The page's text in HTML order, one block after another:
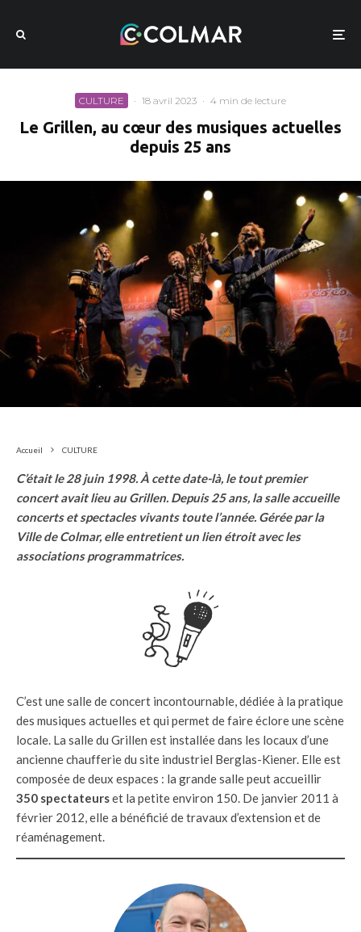
CULTURE · 18 avril 2023 · 4 min de lecture
Le Grillen, au cœur des musiques actuelles
depuis 25 ans
Accueil CULTURE
C’était le 28 juin 1998. À cette date-là, le tout premier
concert avait lieu au Grillen. Depuis 25 ans, la salle accueille
concerts et spectacles vivants toute l’année. Gérée par la
Ville de Colmar, elle entretient un lien étroit avec les
associations programmatrices.
C’est une salle de concert incontournable, dédiée à la pratique
des musiques actuelles et qui permet de faire éclore une scène
locale. La salle du Grillen est installée dans les locaux d’une
ancienne chaufferie du site industriel Berglas-Kiener. Elle est
composée de deux espaces : la grande salle peut accueillir
350 spectateurset la petite environ 150. De janvier 2011 à
février 2012, elle a bénéficié de travaux d’extension et de
réaménagement.